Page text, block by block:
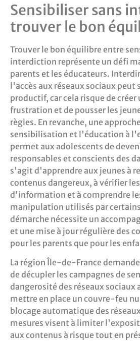
Sensibiliser sans
trouver le bon
Trouver le bon équilibre entre
interdiction représente un défi
parents et les éducateurs.
l'accès aux réseaux sociaux
productif, car cela risque de
frustration et de pousser les
règles. En revanche, une
sensibilisation et l'éducation à
permet aux adolescents de
responsables et conscients des
s'agit d'apprendre aux jeunes à
contenus dangereux, à vérifier
d'information et à comprendre
manipulation utilisés par
démarche nécessite un
et une mise à jour régulière des
pour les parents que pour les
La région Île-de-France
de décupler les campagnes de
dangerosité des réseaux sociaux
mettre en place un couvre-feu
blocage automatique des
mesures visent à limiter
aux contenus à risque tout en